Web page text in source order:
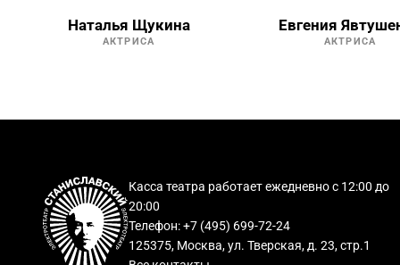
Наталья Щукина
АКТРИСА
Евгения
АКТРИСА
Касса театра работает ежедневно с 12:00 до
20:00
Телефон: +7 (495) 699-72-24
125375, Москва, ул. Тверская, д. 23, стр.1